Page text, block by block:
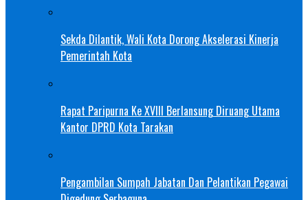
Sekda Dilantik, Wali Kota Dorong Akselerasi Kinerja
Pemerintah Kota
Rapat Paripurna Ke XVIII Berlansung Diruang Utama
Kantor DPRD Kota Tarakan
Pengambilan Sumpah Jabatan Dan Pelantikan Pegawai